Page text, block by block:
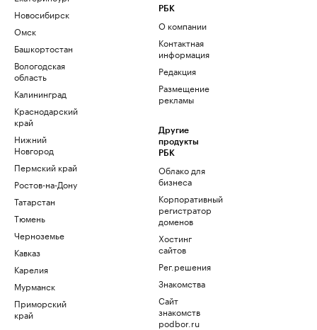
Новосибирск
Омск
Башкортостан
Вологодская
область
Калининград
Краснодарский
край
Нижний
Новгород
Пермский край
Ростов-на-Дону
Татарстан
Тюмень
Черноземье
Кавказ
Карелия
Мурманск
Приморский
край
РБК
О компании
Контактная
информация
Редакция
Размещение
рекламы
Другие
продукты
РБК
Облако для
бизнеса
Корпоративный
регистратор
доменов
Хостинг
сайтов
Рег.решения
Знакомства
Сайт
знакомств
podbor.ru